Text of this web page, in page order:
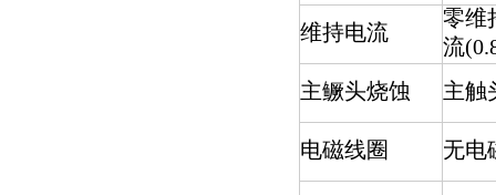
维持电流
零维
流
主鳜头烧蚀
主触
电磁线圈 无电